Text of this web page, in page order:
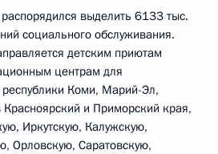
выделить 6133 тыс.
социального обслуживания.
детским приютам
центрам для
Коми, Марий-Эл,
и Приморский края,
Иркутскую, Калужскую,
Орловскую, Саратовскую,